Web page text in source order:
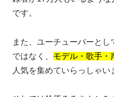
です。
また、ユーチューバーと
ではなく、 モデル・歌手・
人気を集めていらっしゃい